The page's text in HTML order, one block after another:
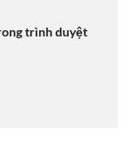
trình duyệt